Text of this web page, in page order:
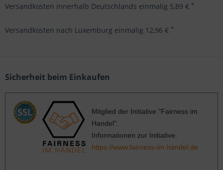
Versandkosten innerhalb Deutschlands einmalig 5,89 € *
Versandkosten nach Luxemburg einmalig 12,96 € *
Sicherheit beim Einkaufen
Mitglied der Initiative "Fairness im
Handel".
Informationen zur Initiative:
https://www.fairness-im-handel.de